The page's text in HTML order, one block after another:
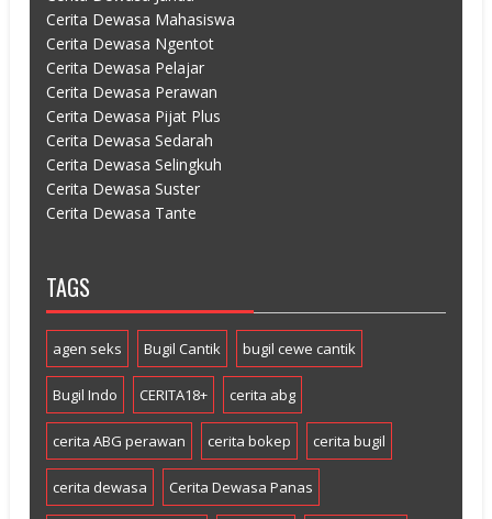
Cerita Dewasa Mahasiswa
Cerita Dewasa Ngentot
Cerita Dewasa Pelajar
Cerita Dewasa Perawan
Cerita Dewasa Pijat Plus
Cerita Dewasa Sedarah
Cerita Dewasa Selingkuh
Cerita Dewasa Suster
Cerita Dewasa Tante
TAGS
agen seks Bugil Cantik bugil cewe cantik
Bugil Indo CERITA18+ cerita abg
cerita ABG perawan cerita bokep cerita bugil
cerita dewasa Cerita Dewasa Panas